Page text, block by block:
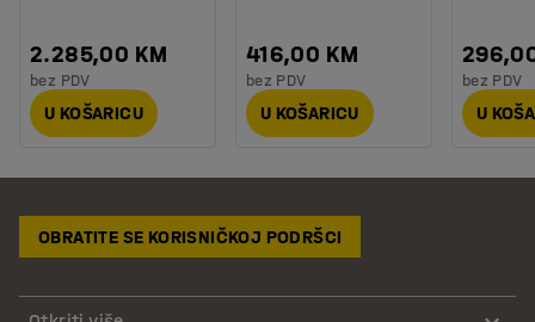
2.285,00 KM
bez PDV
U KOŠARICU
416,00 KM
bez PDV
U KOŠARICU
bez PDV
U
OBRATITE SE KORISNIČKOJ PODRŠCI